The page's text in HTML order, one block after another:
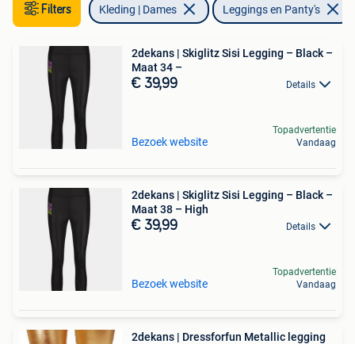
Filters Kleding | Dames Leggings en Panty's
2dekans | Skiglitz Sisi Legging – Black –
Maat 34 –
€ 39,99 Details
Bezoek website
Topadvertentie
Vandaag
2dekans | Skiglitz Sisi Legging – Black –
Maat 38 – High
€ 39,99 Details
Bezoek website
Topadvertentie
Vandaag
2dekans | Dressforfun Metallic legging